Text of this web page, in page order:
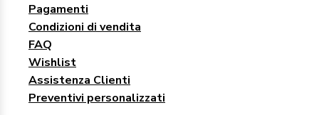
Pagamenti
Condizioni di vendita
FAQ
Wishlist
Assistenza Clienti
Preventivi personalizzati